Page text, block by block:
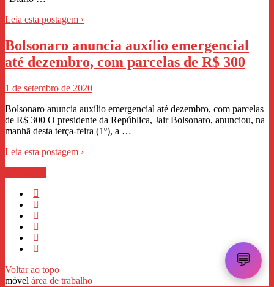
Leia esta postagem ›
Bolsonaro anuncia auxílio emergencial
até dezembro, com parcelas de R$ 300
1 de setembro de 2020
Bolsonaro anuncia auxílio emergencial até dezembro, com parcelas
de R$ 300 O presidente da República, Jair Bolsonaro, anunciou, na
manhã desta terça-feira (1º), a …
Leia esta postagem ›
💬
Voltar ao topo
móvel área de trabalho